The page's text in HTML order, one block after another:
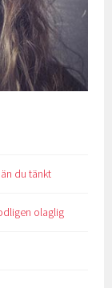
du tänkt
olaglig